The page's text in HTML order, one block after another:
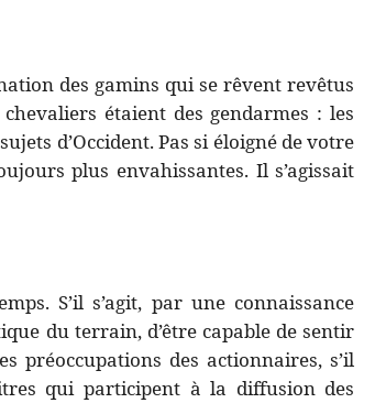
des gamins qui se rêvent revêtus
étaient des gendarmes : les
d’Occident. Pas si éloigné de votre
plus envahissantes. Il s’agissait
S’il s’agit, par une connaissance
du terrain, d’être capable de sentir
préoccupations des actionnaires, s’il
qui participent à la diffusion des